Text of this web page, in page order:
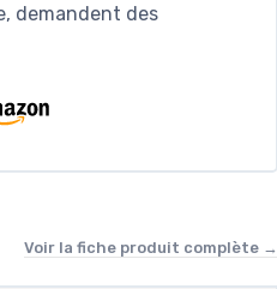
demandent des
Voir la fiche produit complète →